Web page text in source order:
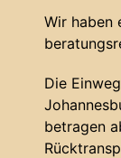
Wir haben
Die
betragen